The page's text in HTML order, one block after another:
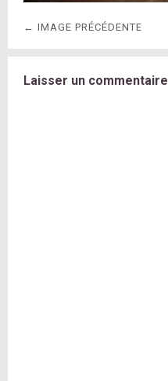
← IMAGE PRÉCÉDENTE
Laisser un commentaire